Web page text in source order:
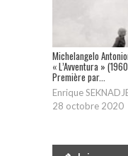
Michelangelo
« L’Avventura »
Première par...
Enrique
28 octobre 2020